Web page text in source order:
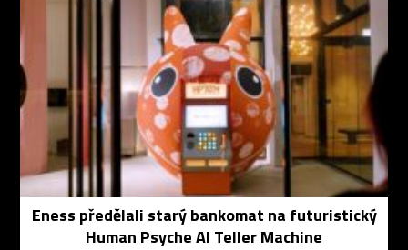
Eness předělali starý bankomat na futuristický
Human Psyche AI Teller Machine